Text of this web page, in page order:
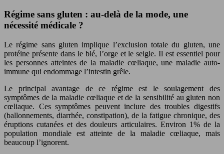
Régime sans gluten : au-delà de la mode, une
nécessité médicale ?
Le régime sans gluten implique l’exclusion totale du gluten, une
protéine présente dans le blé, l’orge et le seigle. Il est essentiel pour
les personnes atteintes de la maladie cœliaque, une maladie auto-
immune qui endommage l’intestin grêle.
Le principal avantage de ce régime est le soulagement des
symptômes de la maladie cœliaque et de la sensibilité au gluten non
cœliaque. Ces symptômes peuvent inclure des troubles digestifs
(ballonnements, diarrhée, constipation), de la fatigue chronique, des
éruptions cutanées et des douleurs articulaires. Environ 1% de la
population mondiale est atteinte de la maladie cœliaque, mais
beaucoup l’ignorent.